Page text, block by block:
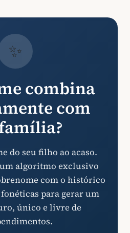
✨
combina
com
do seu filho ao acaso.
algoritmo exclusivo
com o histórico
fonéticas para gerar um
único e livre de